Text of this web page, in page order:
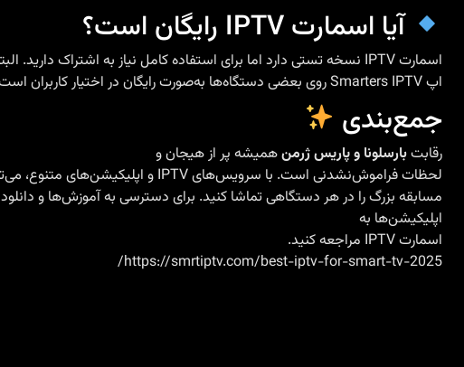
آیا اسمارت IPTV رایگان است؟
اسمارت IPTV نسخه تستی دارد اما برای استفاده کامل نیاز به اشتراک دارید. البته
اپ Smarters IPTV روی بعضی دستگاه‌ها به‌صورت رایگان در اختیار کاربران است.
جمع‌بندی
رقابتبارسلونا و پاریس ژرمنهمیشه پر از هیجان و
لحظات فراموش‌نشدنی است. با سرویس‌های IPTV و اپلیکیشن‌های متنوع، می‌توانید این
مسابقه بزرگ را در هر دستگاهی تماشا کنید. برای دسترسی به آموزش‌ها و دانلود
اپلیکیشن‌ها به
اسمارت IPTV
مراجعه کنید.
https://smrtiptv.com/best-iptv-for-smart-tv-2025/